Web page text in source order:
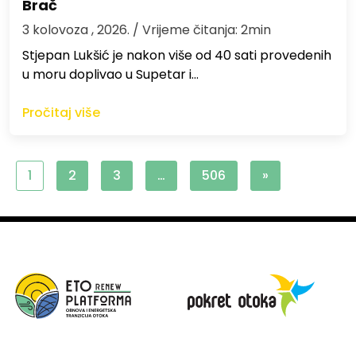
Brač
3 kolovoza , 2026. / Vrijeme čitanja: 2min
St​jepan Lukšić je nakon više od 40 sati provedenih
u moru doplivao u Supetar i…
Pročitaj više
1 2 3 … 506 »